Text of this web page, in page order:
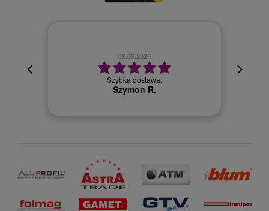
02.08.2026
Szybka dostawa.
Szymon R.